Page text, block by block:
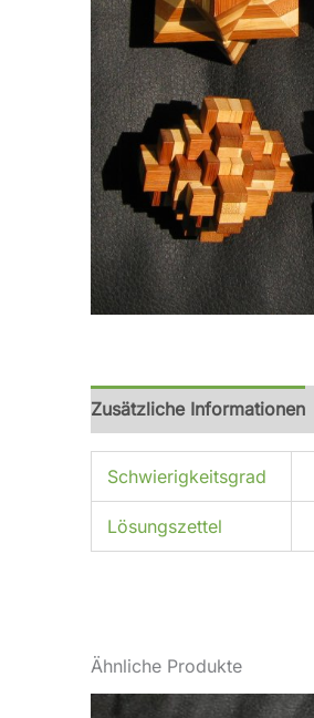
Zusätzliche Informationen
Schwierigkeitsgrad
Lösungszettel
Ähnliche Produkte